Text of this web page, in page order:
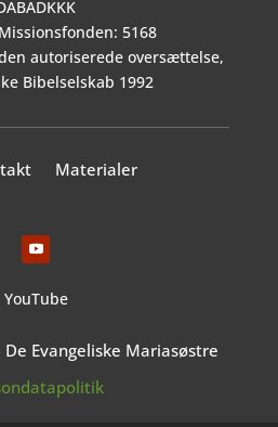
5168
autoriserede oversættelse,
Bibelselskab 1992
Materialer
YouTube
Evangeliske Mariasøstre